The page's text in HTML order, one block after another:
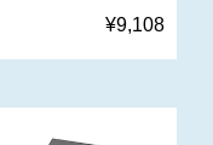
¥9,108